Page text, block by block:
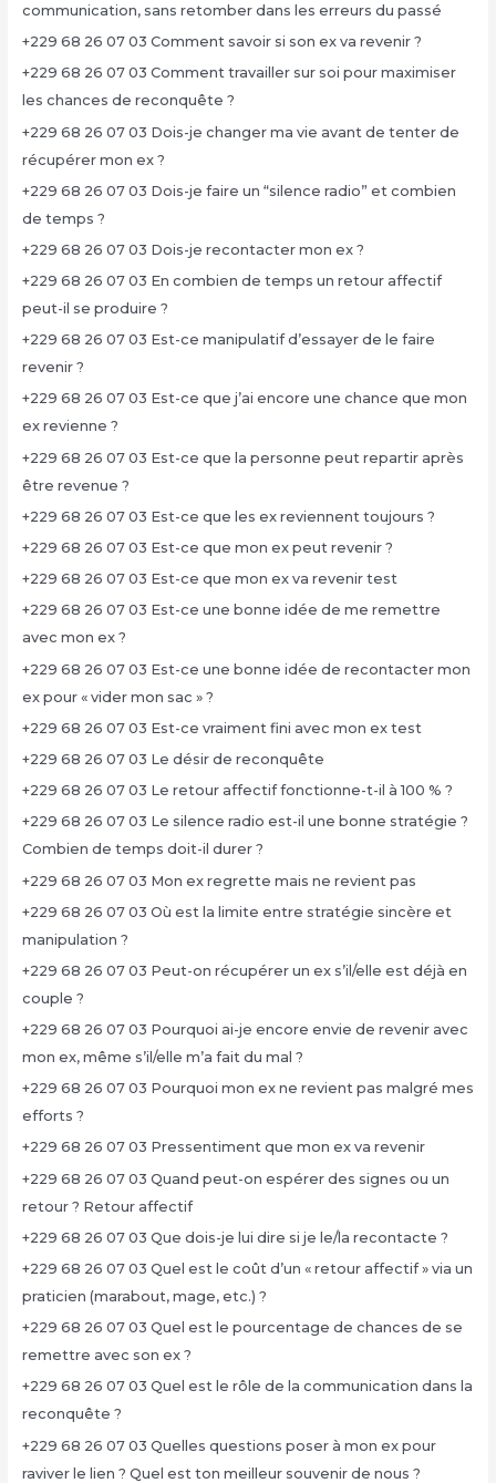
communication, sans retomber dans les erreurs du passé
+229 68 26 07 03 Comment savoir si son ex va revenir ?
+229 68 26 07 03 Comment travailler sur soi pour maximiser
les chances de reconquête ?
+229 68 26 07 03 Dois-je changer ma vie avant de tenter de
récupérer mon ex ?
+229 68 26 07 03 Dois-je faire un “silence radio” et combien
de temps ?
+229 68 26 07 03 Dois-je recontacter mon ex ?
+229 68 26 07 03 En combien de temps un retour affectif
peut-il se produire ?
+229 68 26 07 03 Est-ce manipulatif d’essayer de le faire
revenir ?
+229 68 26 07 03 Est-ce que j’ai encore une chance que mon
ex revienne ?
+229 68 26 07 03 Est-ce que la personne peut repartir après
être revenue ?
+229 68 26 07 03 Est-ce que les ex reviennent toujours ?
+229 68 26 07 03 Est-ce que mon ex peut revenir ?
+229 68 26 07 03 Est-ce que mon ex va revenir test
+229 68 26 07 03 Est-ce une bonne idée de me remettre
avec mon ex ?
+229 68 26 07 03 Est-ce une bonne idée de recontacter mon
ex pour « vider mon sac » ?
+229 68 26 07 03 Est-ce vraiment fini avec mon ex test
+229 68 26 07 03 Le désir de reconquête
+229 68 26 07 03 Le retour affectif fonctionne-t-il à 100 % ?
+229 68 26 07 03 Le silence radio est-il une bonne stratégie ?
Combien de temps doit-il durer ?
+229 68 26 07 03 Mon ex regrette mais ne revient pas
+229 68 26 07 03 Où est la limite entre stratégie sincère et
manipulation ?
+229 68 26 07 03 Peut-on récupérer un ex s’il/elle est déjà en
couple ?
+229 68 26 07 03 Pourquoi ai-je encore envie de revenir avec
mon ex, même s’il/elle m’a fait du mal ?
+229 68 26 07 03 Pourquoi mon ex ne revient pas malgré mes
efforts ?
+229 68 26 07 03 Pressentiment que mon ex va revenir
+229 68 26 07 03 Quand peut-on espérer des signes ou un
retour ? Retour affectif
+229 68 26 07 03 Que dois-je lui dire si je le/la recontacte ?
+229 68 26 07 03 Quel est le coût d’un « retour affectif » via un
praticien (marabout, mage, etc.) ?
+229 68 26 07 03 Quel est le pourcentage de chances de se
remettre avec son ex ?
+229 68 26 07 03 Quel est le rôle de la communication dans la
reconquête ?
+229 68 26 07 03 Quelles questions poser à mon ex pour
raviver le lien ? Quel est ton meilleur souvenir de nous ?